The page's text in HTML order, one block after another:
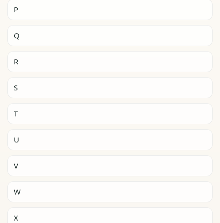
P
Q
R
S
T
U
V
W
X